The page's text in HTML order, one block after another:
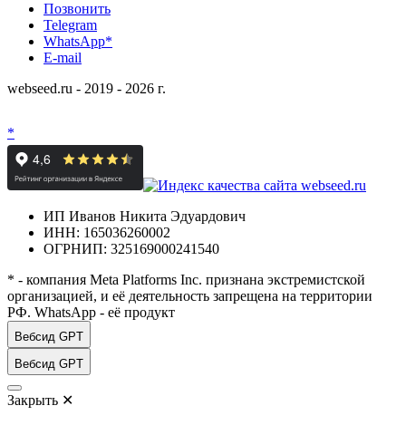
Позвонить
Telegram
WhatsApp*
E-mail
webseed.ru - 2019 - 2026 г.
*
ИП Иванов Никита Эдуардович
ИНН: 165036260002
ОГРНИП: 325169000241540
* - компания Meta Platforms Inc. признана экстремистской
организацией, и её деятельность запрещена на территории
РФ. WhatsApp - её продукт
Вебсид GPT
Вебсид GPT
Закрыть ✕